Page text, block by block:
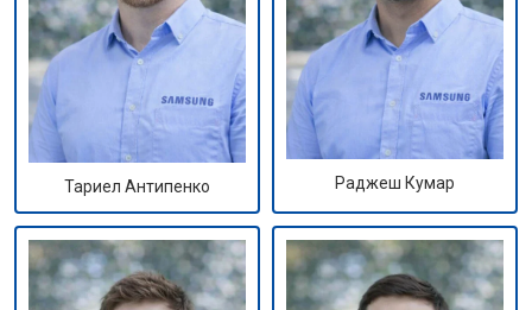
Тариел Антипенко Раджеш Кумар